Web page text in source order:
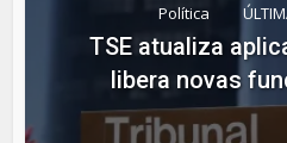
Política
TSE atualiza
libera novas